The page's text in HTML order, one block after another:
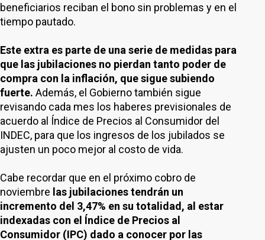
beneficiarios reciban el bono sin problemas y en el
tiempo pautado.
Este extra es parte de una serie de medidas para
que las jubilaciones no pierdan tanto poder de
compra con la inflación, que sigue subiendo
fuerte. Además, el Gobierno también sigue
revisando cada mes los haberes previsionales de
acuerdo al Índice de Precios al Consumidor del
INDEC, para que los ingresos de los jubilados se
ajusten un poco mejor al costo de vida.
Cabe recordar que en el próximo cobro de
noviembre las jubilaciones tendrán un
incremento del 3,47% en su totalidad, al estar
indexadas con el Índice de Precios al
Consumidor (IPC) dado a conocer por las